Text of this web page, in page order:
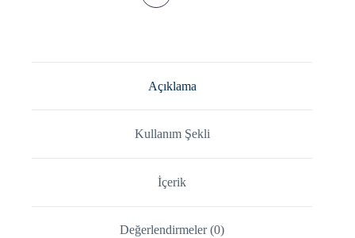
Açıklama
Kullanım Şekli
İçerik
Değerlendirmeler (0)